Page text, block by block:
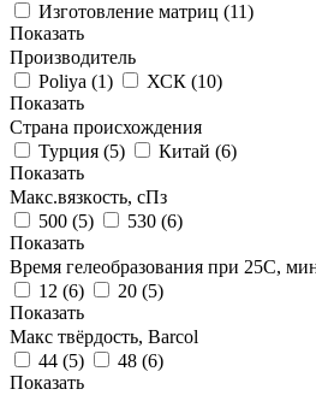
Изготовление матриц (11)
Показать
Производитель
Poliya (1) ХСК (10)
Показать
Страна происхождения
Турция (5) Китай (6)
Показать
Макс.вязкoсть, сПз
500 (5) 530 (6)
Показать
Время гелеобразования при 25С,
12 (6) 20 (5)
Показать
Макс твёрдость, Barcol
44 (5) 48 (6)
Показать